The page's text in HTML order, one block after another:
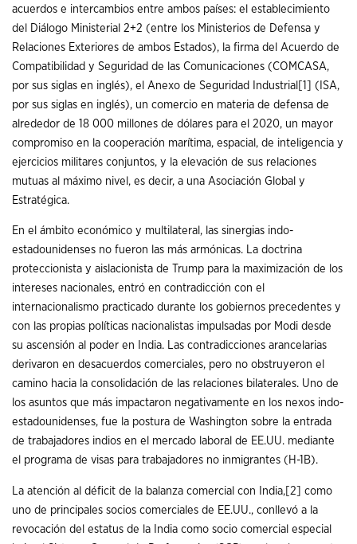
acuerdos e intercambios entre ambos países: el establecimiento
del Diálogo Ministerial 2+2 (entre los Ministerios de Defensa y
Relaciones Exteriores de ambos Estados), la firma del Acuerdo de
Compatibilidad y Seguridad de las Comunicaciones (COMCASA,
por sus siglas en inglés), el Anexo de Seguridad Industrial [1] (ISA,
por sus siglas en inglés), un comercio en materia de defensa de
alrededor de 18 000 millones de dólares para el 2020, un mayor
compromiso en la cooperación marítima, espacial, de inteligencia y
ejercicios militares conjuntos, y la elevación de sus relaciones
mutuas al máximo nivel, es decir, a una Asociación Global y
Estratégica.
En el ámbito económico y multilateral, las sinergias indo-
estadounidenses no fueron las más armónicas. La doctrina
proteccionista y aislacionista de Trump para la maximización de los
intereses nacionales, entró en contradicción con el
internacionalismo practicado durante los gobiernos precedentes y
con las propias políticas nacionalistas impulsadas por Modi desde
su ascensión al poder en India. Las contradicciones arancelarias
derivaron en desacuerdos comerciales, pero no obstruyeron el
camino hacia la consolidación de las relaciones bilaterales. Uno de
los asuntos que más impactaron negativamente en los nexos indo-
estadounidenses, fue la postura de Washington sobre la entrada
de trabajadores indios en el mercado laboral de EE.UU. mediante
el programa de visas para trabajadores no inmigrantes (H-1B).
La atención al déficit de la balanza comercial con India, [2]
como
uno de principales socios comerciales de EE.UU., conllevó a la
revocación del estatus de la India como socio comercial especial